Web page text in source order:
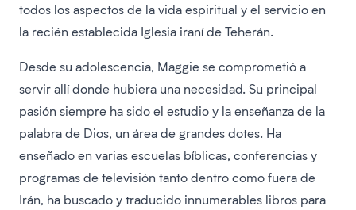
todos los aspectos de la vida espiritual y el servicio en
la recién establecida Iglesia iraní de Teherán.
Desde su adolescencia, Maggie se comprometió a
servir allí donde hubiera una necesidad. Su principal
pasión siempre ha sido el estudio y la enseñanza de la
palabra de Dios, un área de grandes dotes. Ha
enseñado en varias escuelas bíblicas, conferencias y
programas de televisión tanto dentro como fuera de
Irán, ha buscado y traducido innumerables libros para